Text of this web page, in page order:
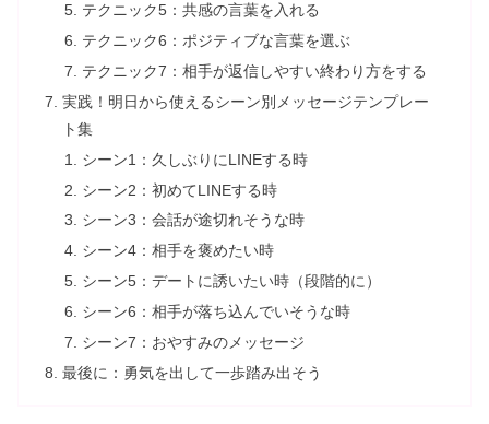
テクニック5：共感の言葉を入れる
テクニック6：ポジティブな言葉を選ぶ
テクニック7：相手が返信しやすい終わり方をする
実践！明日から使えるシーン別メッセージテンプレー
ト集
シーン1：久しぶりにLINEする時
シーン2：初めてLINEする時
シーン3：会話が途切れそうな時
シーン4：相手を褒めたい時
シーン5：デートに誘いたい時（段階的に）
シーン6：相手が落ち込んでいそうな時
シーン7：おやすみのメッセージ
最後に：勇気を出して一歩踏み出そう